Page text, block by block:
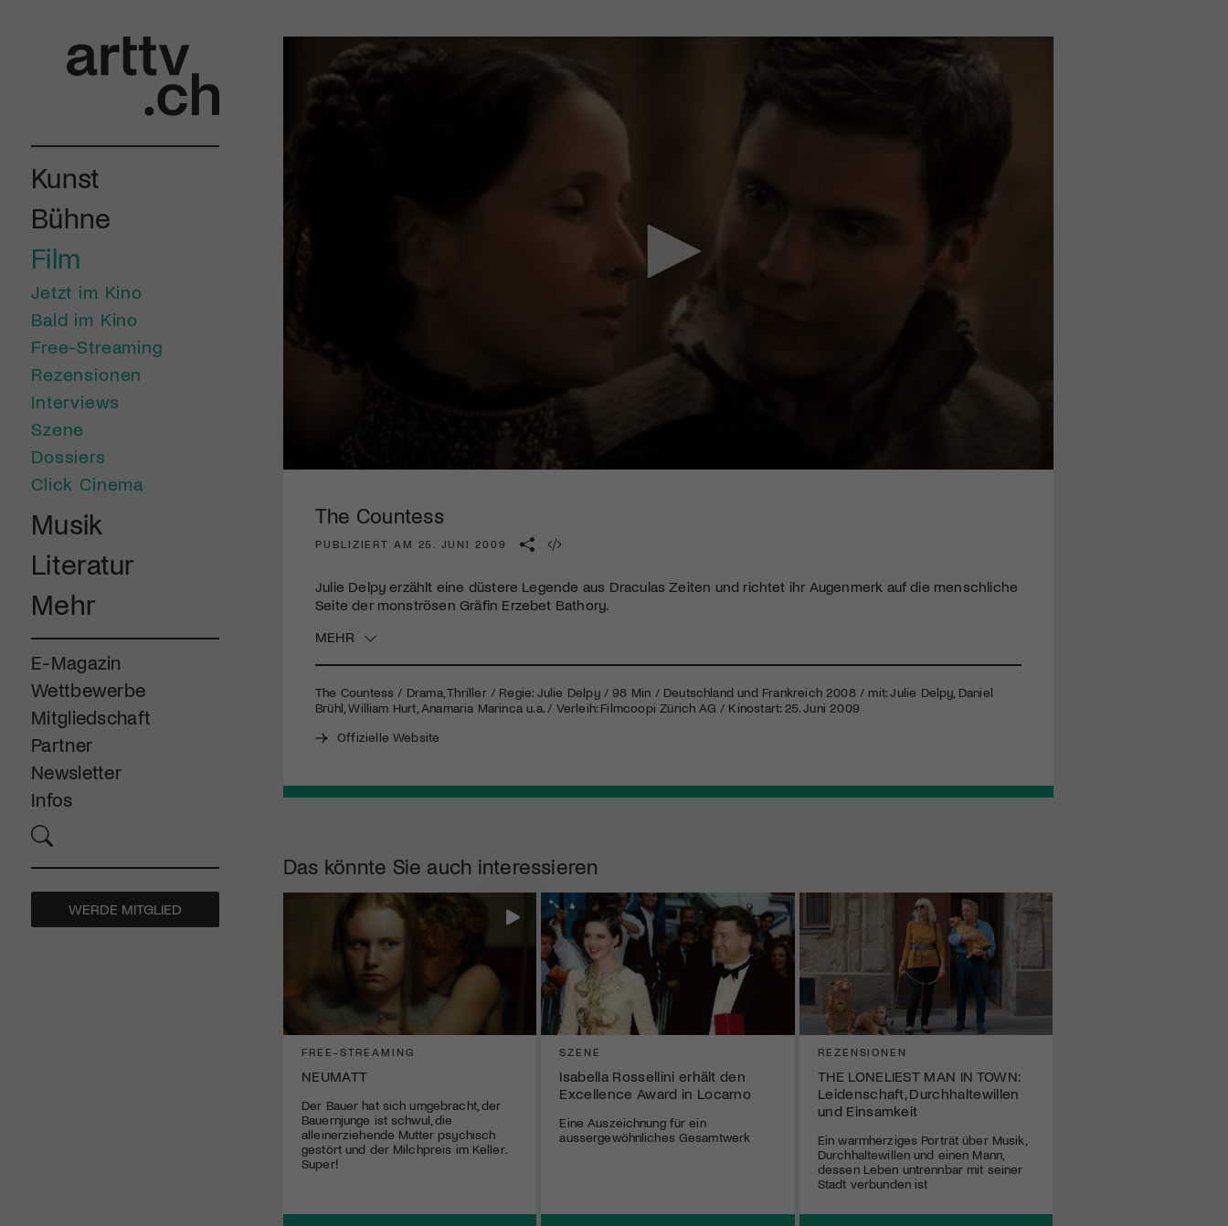
Kunst
Bühne
Film
Jetzt im Kino
Bald im Kino
Free-Streaming
Rezensionen
Interviews
Szene
Dossiers
Click Cinema
Musik
Literatur
Mehr
E-Magazin
Wettbewerbe
Mitgliedschaft
Partner
Newsletter
Infos
WERDE MITGLIED
The Countess
PUBLIZIERT AM 25. JUNI 2009
Julie Delpy erzählt eine düstere Legende aus Draculas Zeiten und richtet ihr Augenmerk auf die menschliche
Seite der monströsen Gräfin Erzebet Bathory.
MEHR
The Countess / Drama, Thriller / Regie: Julie Delpy / 98 Min / Deutschland und Frankreich 2008 / mit: Julie Delpy, Daniel
Brühl, William Hurt, Anamaria Marinca u.a. / Verleih: Filmcoopi Zürich AG / Kinostart: 25. Juni 2009
Offizielle Website
Das könnte Sie auch interessieren
FREE-STREAMING
NEUMATT
Der Bauer hat sich umgebracht, der
Bauernjunge ist schwul, die
alleinerziehende Mutter psychisch
gestört und der Milchpreis im Keller.
Super!
SZENE
Isabella Rossellini erhält den
Excellence Award in Locarno
Eine Auszeichnung für ein
aussergewöhnliches Gesamtwerk
REZENSIONEN
THE LONELIEST MAN IN TOWN:
Leidenschaft, Durchhaltewillen
und Einsamkeit
Ein warmherziges Porträt über Musik,
Durchhaltewillen und einen Mann,
dessen Leben untrennbar mit seiner
Stadt verbunden ist
Kulturinstitution und unterstütze unsere Arbeit.
Mit deiner Mitgliedschaft erhältst du kostenlosen Zugang zu
diversen Kulturevents.
Jetzt Mitglied werden